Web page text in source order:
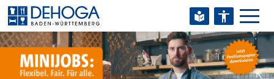
Zum Hauptinhalt springen
Zum Footerinhalt springen